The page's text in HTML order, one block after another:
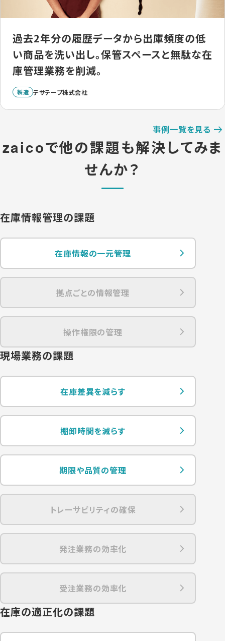
過去2年分の履歴データから出庫頻度の低
い商品を洗い出し。保管スペースと無駄な在
庫管理業務を削減。
製造 テサテープ株式会社
事例一覧を見る
zaicoで他の課題も解決してみま
せんか？
在庫情報管理の課題
在庫情報の一元管理
拠点ごとの情報管理
操作権限の管理
現場業務の課題
在庫差異を減らす
棚卸時間を減らす
期限や品質の管理
トレーサビリティの確保
発注業務の効率化
受注業務の効率化
在庫の適正化の課題